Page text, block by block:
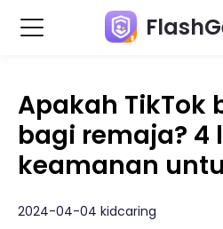
Apakah TikTok
bagi remaja? 4
keamanan
2024-04-04 kidcaring